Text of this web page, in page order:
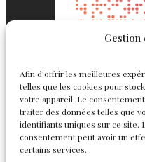
Afin d’offrir les meilleures
telles que les cookies pour
votre appareil. Le
traiter des données telles que
identifiants uniques sur ce site.
consentement peut avoir un
certains services.